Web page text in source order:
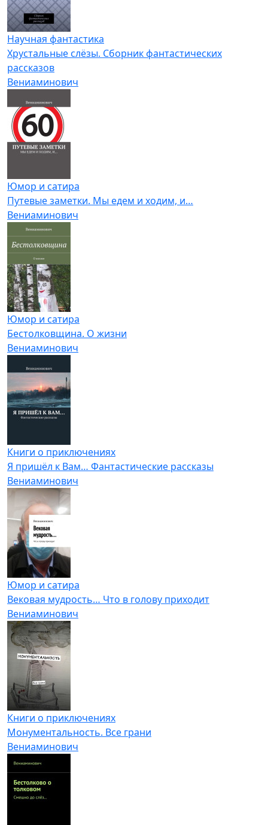
Научная фантастика
Хрустальные слёзы. Сборник фантастических
рассказов
Вениаминович
Юмор и сатира
Путевые заметки. Мы едем и ходим, и…
Вениаминович
Юмор и сатира
Бестолковщина. О жизни
Вениаминович
Книги о приключениях
Я пришёл к Вам… Фантастические рассказы
Вениаминович
Юмор и сатира
Вековая мудрость… Что в голову приходит
Вениаминович
Книги о приключениях
Монументальность. Все грани
Вениаминович